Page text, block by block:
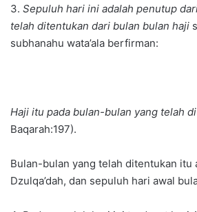
3. Sepuluh hari ini adalah penutup
telah ditentukan dari bulan bulan haji
subhanahu wata’ala berfirman:
Haji itu pada bulan-bulan yang telah
Baqarah:197).
Bulan-bulan yang telah ditentukan itu
Dzulqa’dah, dan sepuluh hari awal